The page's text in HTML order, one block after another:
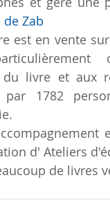
de Zab
est en vente
du livre et aux
par 1782
d' Ateliers
de livres